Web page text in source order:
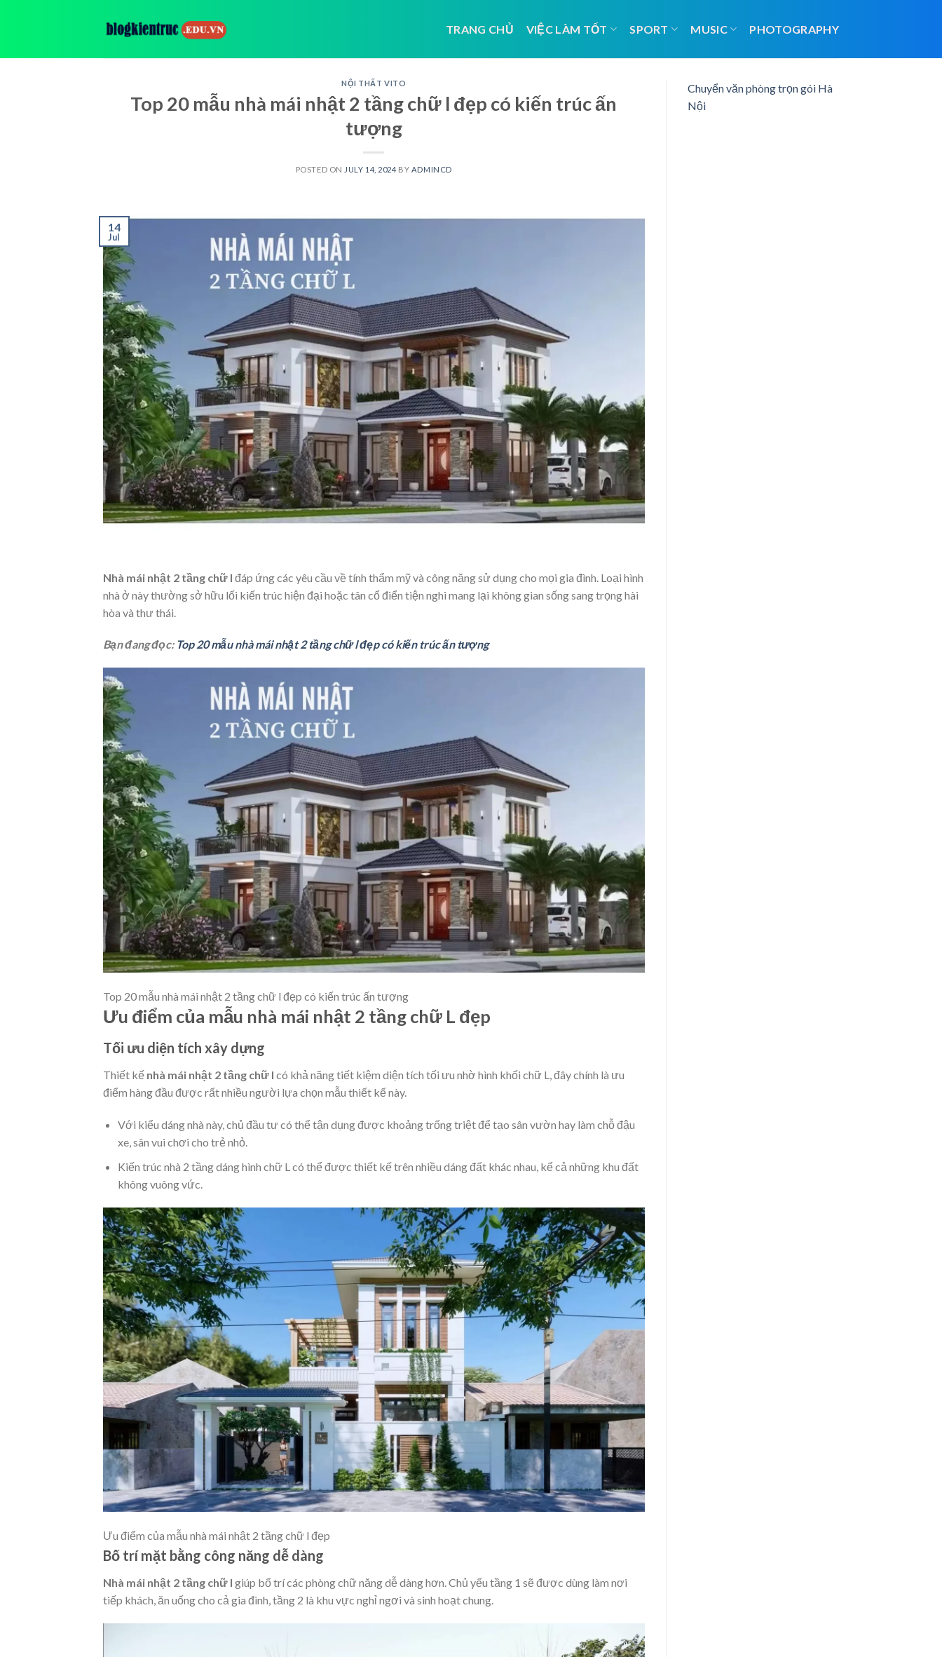
TRANG CHỦ VIỆC LÀM TỐT SPORT MUSIC PHOTOGRAPHY
NỘI THẤT VITO
Top 20 mẫu nhà mái nhật 2 tầng chữ l đẹp có kiến trúc ấn
tượng
POSTED ON JULY 14, 2024 BY ADMINCD
14
Jul
Nhà mái nhật 2 tầng chữ l đáp ứng các yêu cầu về tính thẩm mỹ và công năng sử dụng cho mọi gia đình. Loại hình
nhà ở này thường sở hữu lối kiến trúc hiện đại hoặc tân cổ điển tiện nghi mang lại không gian sống sang trọng hài
hòa và thư thái.
Bạn đang đọc: Top 20 mẫu nhà mái nhật 2 tầng chữ l đẹp có kiến trúc ấn tượng
Top 20 mẫu nhà mái nhật 2 tầng chữ l đẹp có kiến trúc ấn tượng
Ưu điểm của mẫu nhà mái nhật 2 tầng chữ L đẹp
Tối ưu diện tích xây dựng
Thiết kế nhà mái nhật 2 tầng chữ l có khả năng tiết kiệm diện tích tối ưu nhờ hình khối chữ L, đây chính là ưu
điểm hàng đầu được rất nhiều người lựa chọn mẫu thiết kế này.
Với kiểu dáng nhà này, chủ đầu tư có thể tận dụng được khoảng trống triệt để tạo sân vườn hay làm chỗ đậu
xe, sân vui chơi cho trẻ nhỏ.
Kiến trúc nhà 2 tầng dáng hình chữ L có thể được thiết kế trên nhiều dáng đất khác nhau, kể cả những khu đất
không vuông vức.
Ưu điểm của mẫu nhà mái nhật 2 tầng chữ l đẹp
Bố trí mặt bằng công năng dễ dàng
Nhà mái nhật 2 tầng chữ l giúp bố trí các phòng chữ năng dễ dàng hơn. Chủ yếu tầng 1 sẽ được dùng làm nơi
tiếp khách, ăn uống cho cả gia đình, tầng 2 là khu vực nghỉ ngơi và sinh hoạt chung.
Chuyển văn phòng trọn gói Hà
Nội